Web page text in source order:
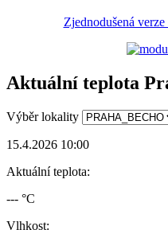
Zjednodušená
Aktuální teplota
Výběr lokality
15.4.2026 10:00
Aktuální teplota:
--- °C
Vlhkost: